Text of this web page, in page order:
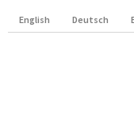
English Deutsch